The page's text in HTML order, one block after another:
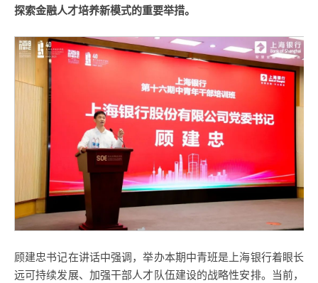
探索金融人才培养新模式的重要举措。
顾建忠书记在讲话中强调，举办本期中青班是上海银行着眼长
远可持续发展、加强干部人才队伍建设的战略性安排。当前，